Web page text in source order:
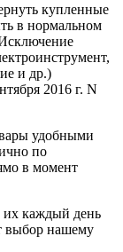
купленные
в нормальном
и др.)
2016 г. N
удобными
по
в момент
каждый день
выбор нашему